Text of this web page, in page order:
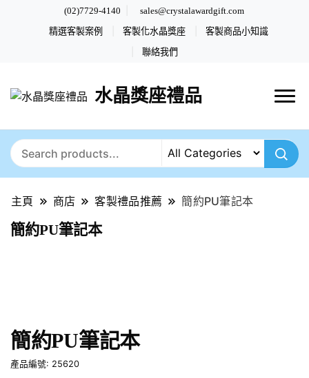
(02)7729-4140 sales@crystalawardgift.com
精選客製案例 客製化水晶獎座 客製商品小知識
聯絡我們
水晶獎座禮品
主頁 商店 客製禮品推薦 簡約PU筆記本
簡約PU筆記本
簡約PU筆記本
產品編號: 25620